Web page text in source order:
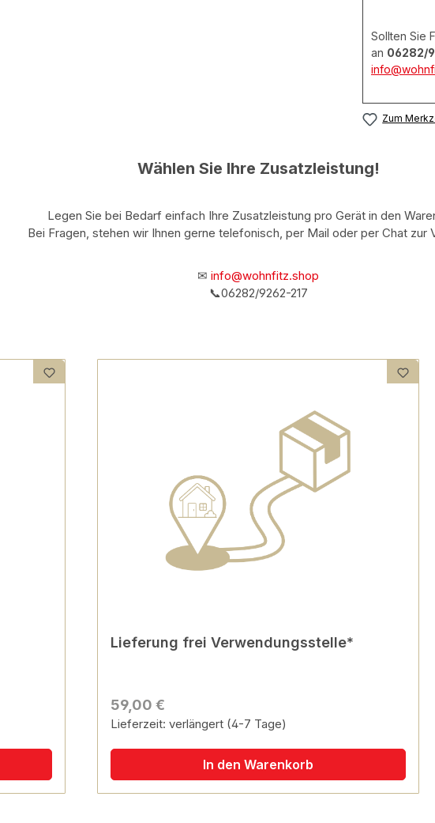
Sollten Sie
an 06282/
Zum
Wählen Sie Ihre Zusatzleistung!
Legen Sie bei Bedarf einfach Ihre Zusatzleistung pro Gerät in den
Bei Fragen, stehen wir Ihnen gerne telefonisch, per Mail oder per Chat zur
✉ info@wohnfitz.shop
📞06282/9262-217
Lieferung frei Verwendungsstelle*
59,00 €
Lieferzeit: verlängert (4-7 Tage)
In den Warenkorb